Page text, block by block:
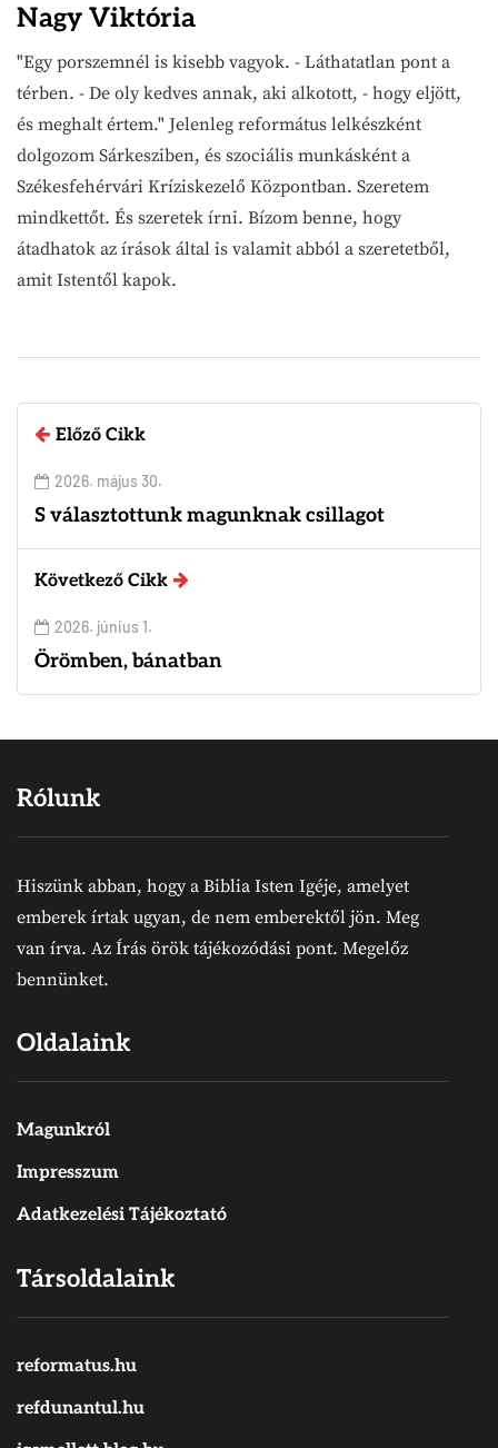
Nagy Viktória
"Egy porszemnél is kisebb vagyok. - Láthatatlan pont a
térben. - De oly kedves annak, aki alkotott, - hogy eljött,
és meghalt értem." Jelenleg református lelkészként
dolgozom Sárkesziben, és szociális munkásként a
Székesfehérvári Kríziskezelő Központban. Szeretem
mindkettőt. És szeretek írni. Bízom benne, hogy
átadhatok az írások által is valamit abból a szeretetből,
amit Istentől kapok.
Előző Cikk
2026. május 30.
S választottunk magunknak csillagot
Következő Cikk
2026. június 1.
Örömben, bánatban
Rólunk
Hiszünk abban, hogy a Biblia Isten Igéje, amelyet
emberek írtak ugyan, de nem emberektől jön. Meg
van írva. Az Írás örök tájékozódási pont. Megelőz
bennünket.
Oldalaink
Magunkról
Impresszum
Adatkezelési Tájékoztató
Társoldalaink
reformatus.hu
refdunantul.hu